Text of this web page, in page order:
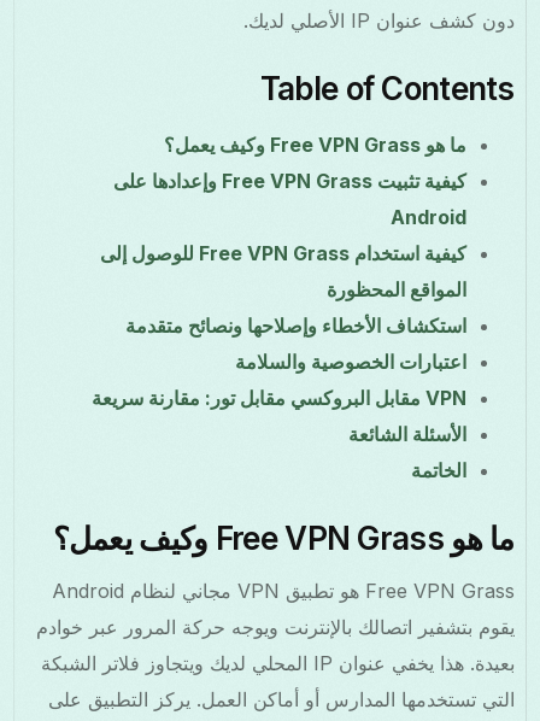
دون كشف عنوان IP الأصلي لديك.
Table of Contents
ما هو Free VPN Grass وكيف يعمل؟
كيفية تثبيت Free VPN Grass وإعدادها على
Android
كيفية استخدام Free VPN Grass للوصول إلى
المواقع المحظورة
استكشاف الأخطاء وإصلاحها ونصائح متقدمة
اعتبارات الخصوصية والسلامة
VPN مقابل البروكسي مقابل تور: مقارنة سريعة
الأسئلة الشائعة
الخاتمة
ما هو Free VPN Grass وكيف يعمل؟
Free VPN Grass هو تطبيق VPN مجاني لنظام Android
يقوم بتشفير اتصالك بالإنترنت ويوجه حركة المرور عبر خوادم
بعيدة. هذا يخفي عنوان IP المحلي لديك ويتجاوز فلاتر الشبكة
التي تستخدمها المدارس أو أماكن العمل. يركز التطبيق على